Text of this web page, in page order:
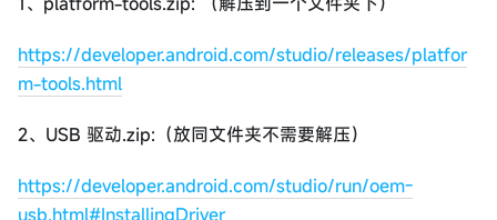
https://developer.android.com/studio/releases/platfor
m-tools.html
2、USB 驱动.zip:（放同文件夹不需要解压）
https://developer.android.com/studio/run/oem-
usb.html#InstallingDriver